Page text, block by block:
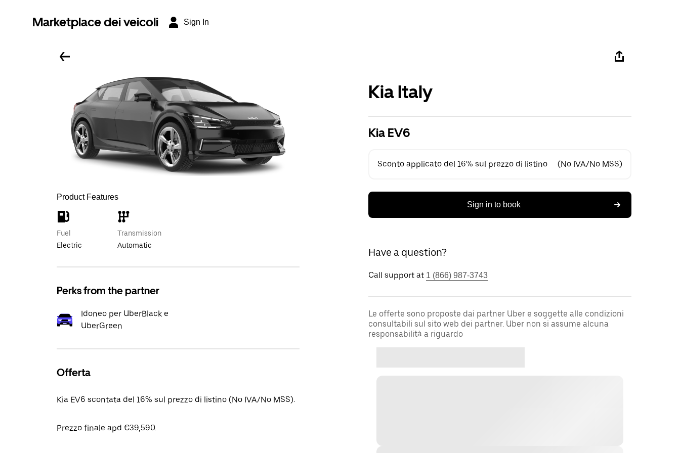
Marketplace dei veicoli Sign In
Product Features
Fuel
Electric
Transmission
Automatic
Perks from the partner
Idoneo per UberBlack e
UberGreen
Offerta
Kia EV6 scontata del 16% sul prezzo di listino (No IVA/No MSS).
Prezzo finale apd €39,590.
Kia Italy
Kia EV6
Sconto applicato del 16% sul prezzo di listino (No IVA/No MSS)
Sign in to book
Have a question?
Call support at 1 (866) 987-3743
Le offerte sono proposte dai partner Uber e soggette alle condizioni
consultabili sul sito web dei partner. Uber non si assume alcuna
responsabilità a riguardo